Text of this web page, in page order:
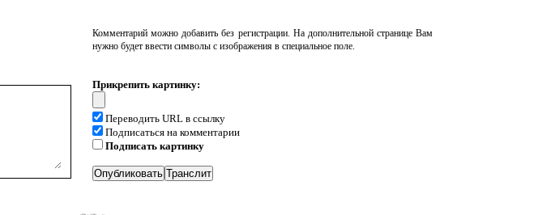
Комментарий можно добавить без регистрации. На дополнительной странице Вам
нужно будет ввести символы с изображения в специальное поле.
Прикрепить картинку:
Переводить URL в ссылку
Подписаться на комментарии
Подписать картинку